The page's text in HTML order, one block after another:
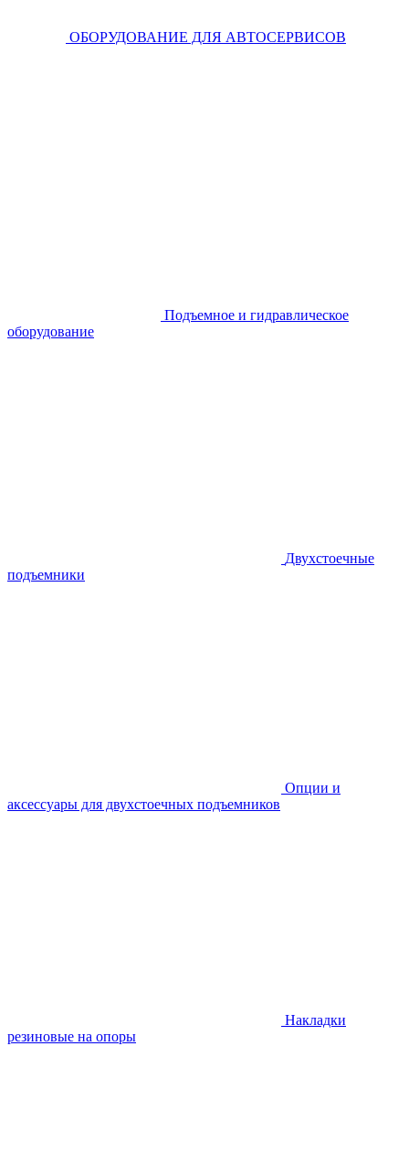
ОБОРУДОВАНИЕ ДЛЯ АВТОСЕРВИСОВ
Подъемное и гидравлическое
оборудование
Двухстоечные
подъемники
Опции и
аксессуары для двухстоечных подъемников
Накладки
резиновые на опоры